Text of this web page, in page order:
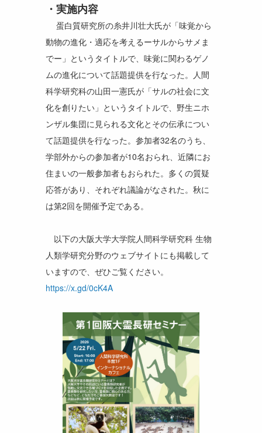
実施内容
蛋白質研究所の糸井川壮大氏が「味覚から
動物の進化・適応を考えるーサルからサメま
でー」というタイトルで、味覚に関わるゲノ
ムの進化について話題提供を行なった。人間
科学研究科の山田一憲氏が「サルの社会に文
化を創りたい」というタイトルで、野生ニホ
ンザル集団に見られる文化とその伝承につい
て話題提供を行なった。参加者32名のうち、
学部外からの参加者が10名おられ、近隣にお
住まいの一般参加者もおられた。多くの質疑
応答があり、それぞれ議論がなされた。秋に
は第2回を開催予定である。
以下の大阪大学大学院人間科学研究科 生物
人類学研究分野のウェブサイトにも掲載して
いますので、ぜひご覧ください。
https://x.gd/0cK4A